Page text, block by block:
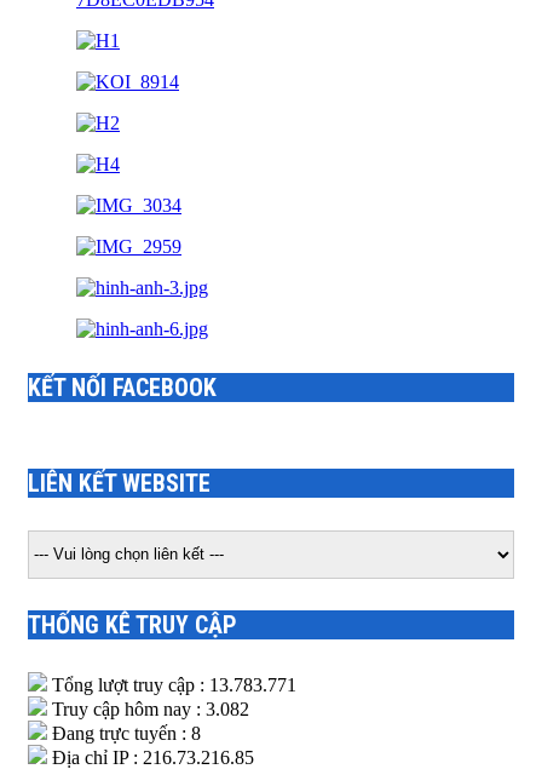
KẾT NỐI FACEBOOK
LIÊN KẾT WEBSITE
THỐNG KÊ TRUY CẬP
Tổng lượt truy cập : 13.783.771
Truy cập hôm nay : 3.082
Đang trực tuyến : 8
Địa chỉ IP : 216.73.216.85